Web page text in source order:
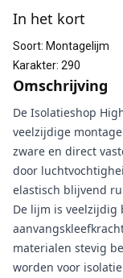
In het kort
Soort: Montagelijm
Karakter: 290
Omschrijving
De Isolatieshop
veelzijdige
zware en direct
door
elastisch blijvend
De lijm is veelzijdig
materialen stevig
worden voor